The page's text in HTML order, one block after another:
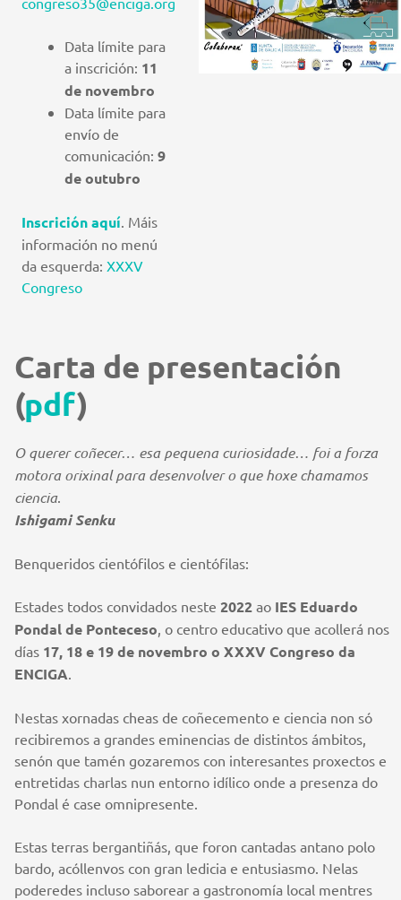
Data límite para
a inscrición: 11
de novembro
Data límite para
envío de
comunicación: 9
de outubro
Inscrición aquí. Máis
información no menú
da esquerda: XXXV
Congreso
Carta de presentación
(pdf)
O querer coñecer… esa pequena curiosidade… foi a forza
motora orixinal para desenvolver o que hoxe chamamos
ciencia.
Ishigami Senku
Benqueridos cientófilos e cientófilas:
Estades todos convidados neste 2022 ao IES Eduardo
Pondal de Ponteceso, o centro educativo que acollerá nos
días 17, 18 e 19 de novembro o XXXV Congreso da
ENCIGA.
Nestas xornadas cheas de coñecemento e ciencia non só
recibiremos a grandes eminencias de distintos ámbitos,
senón que tamén gozaremos con interesantes proxectos e
entretidas charlas nun entorno idílico onde a presenza do
Pondal é case omnipresente.
Estas terras bergantiñás, que foron cantadas antano polo
bardo, acóllenvos con gran ledicia e entusiasmo. Nelas
poderedes incluso saborear a gastronomía local mentres